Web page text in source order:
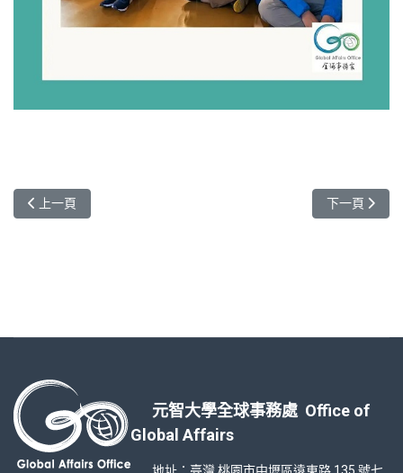
上一篇文章: 舊台北之旅
上一頁 下一篇文章:
下一頁
元智大學全球事務處 Office of
Global Affairs